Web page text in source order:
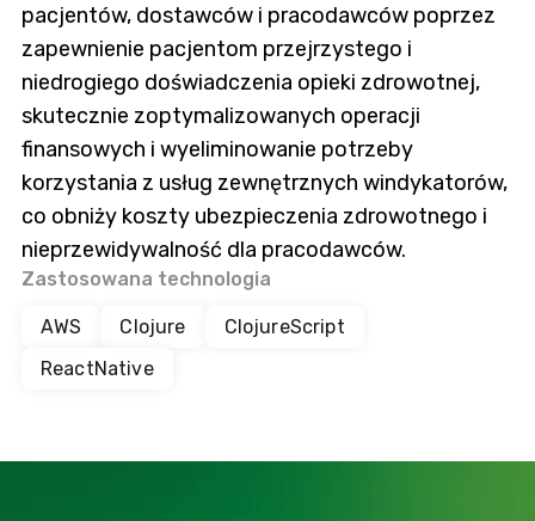
pacjentów, dostawców i pracodawców poprzez
zapewnienie pacjentom przejrzystego i
niedrogiego doświadczenia opieki zdrowotnej,
skutecznie zoptymalizowanych operacji
finansowych i wyeliminowanie potrzeby
korzystania z usług zewnętrznych windykatorów,
co obniży koszty ubezpieczenia zdrowotnego i
nieprzewidywalność dla pracodawców.
Zastosowana technologia
AWS Clojure
ClojureScript
ReactNative